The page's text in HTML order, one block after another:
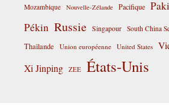
Mozambique Nouvelle-Zélande Pacifique
Pékin Russie Singapour South China
Thaïlande Union européenne United States
Xi Jinping ZEE États-Unis